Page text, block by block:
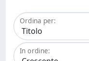
Ordina per:
In ordine: